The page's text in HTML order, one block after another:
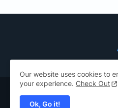
Our website uses cookies to
your experience. Check Out
Ok, Go it!